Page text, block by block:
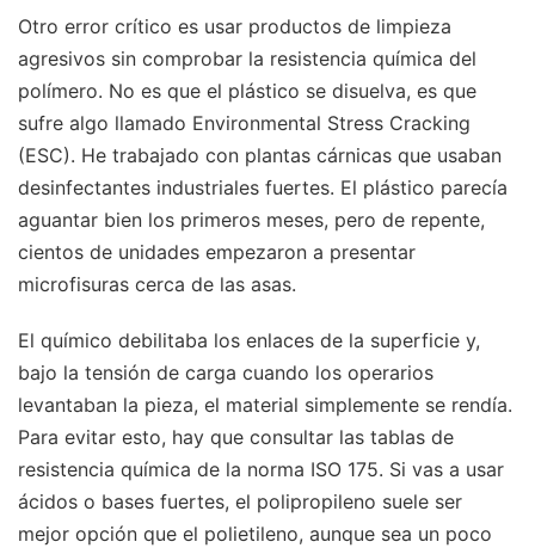
Otro error crítico es usar productos de limpieza
agresivos sin comprobar la resistencia química del
polímero. No es que el plástico se disuelva, es que
sufre algo llamado Environmental Stress Cracking
(ESC). He trabajado con plantas cárnicas que usaban
desinfectantes industriales fuertes. El plástico parecía
aguantar bien los primeros meses, pero de repente,
cientos de unidades empezaron a presentar
microfisuras cerca de las asas.
El químico debilitaba los enlaces de la superficie y,
bajo la tensión de carga cuando los operarios
levantaban la pieza, el material simplemente se rendía.
Para evitar esto, hay que consultar las tablas de
resistencia química de la norma ISO 175. Si vas a usar
ácidos o bases fuertes, el polipropileno suele ser
mejor opción que el polietileno, aunque sea un poco